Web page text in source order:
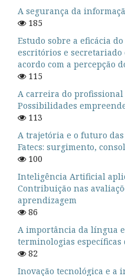
A segurança da
185
Estudo sobre a eficácia
escritórios e secretariado
acordo com a percepção
115
A carreira do profissional
Possibilidades
113
A trajetória e o futuro
Fatecs: surgimento,
100
Inteligência Artificial
Contribuição nas
aprendizagem
86
A importância da língua
terminologias
82
Inovação tecnológica e a